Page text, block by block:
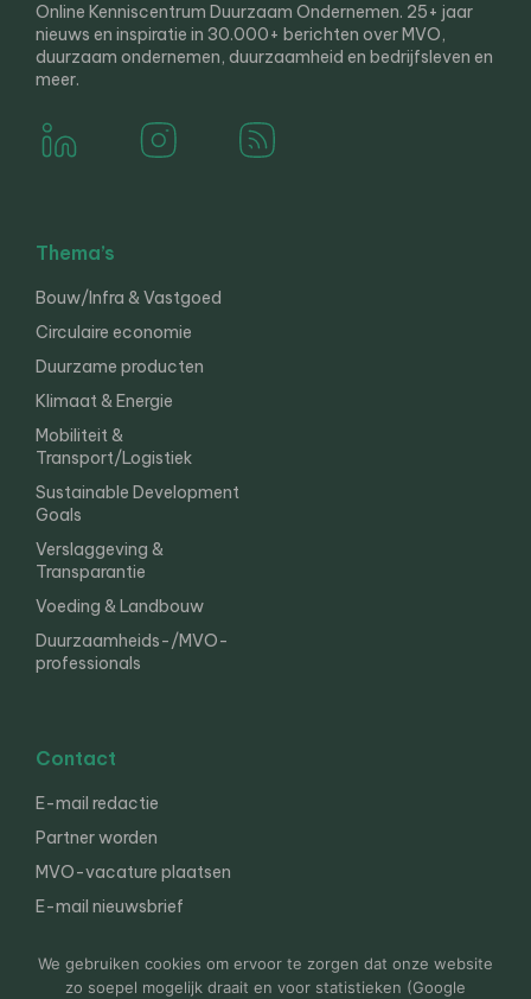
Online Kenniscentrum Duurzaam Ondernemen. 25+ jaar
nieuws en inspiratie in 30.000+ berichten over MVO,
duurzaam ondernemen, duurzaamheid en bedrijfsleven en
meer.
Thema’s
Bouw/Infra & Vastgoed
Circulaire economie
Duurzame producten
Klimaat & Energie
Mobiliteit &
Transport/Logistiek
Sustainable Development
Goals
Verslaggeving &
Transparantie
Voeding & Landbouw
Duurzaamheids-/MVO-
professionals
Contact
E-mail redactie
Partner worden
MVO-vacature plaatsen
E-mail nieuwsbrief
We gebruiken cookies om ervoor te zorgen dat onze website
zo soepel mogelijk draait en voor statistieken (Google